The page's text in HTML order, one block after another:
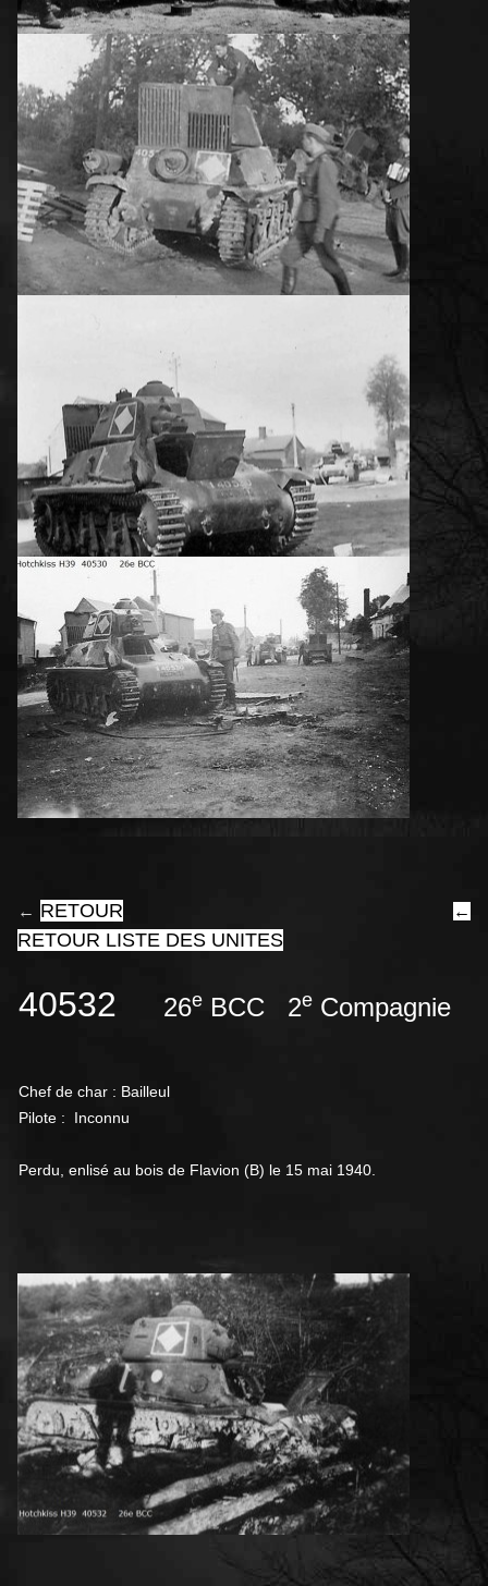
← RETOUR ←
RETOUR LISTE DES UNITES
40532 26e BCC 2e Compagnie
Chef de char : Bailleul
Pilote : Inconnu
Perdu, enlisé au bois de Flavion (B) le 15 mai 1940.